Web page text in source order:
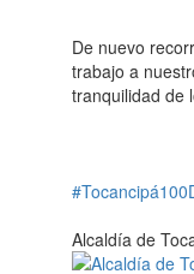
De nuevo
trabajo a
tranquilidad de
Alcaldía de